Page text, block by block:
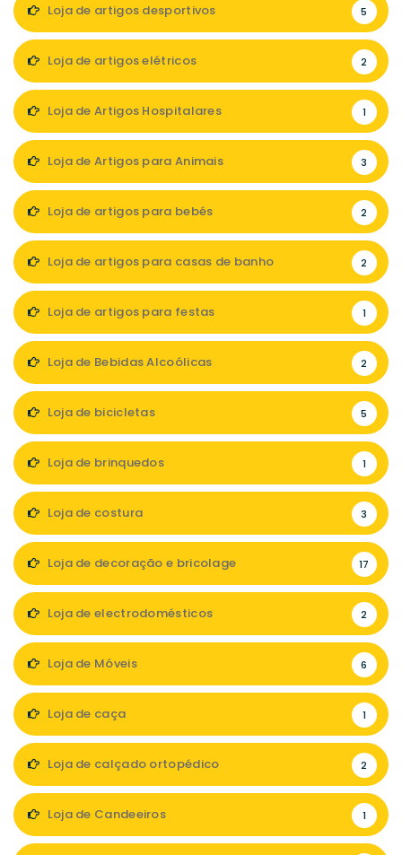
Loja de artigos desportivos 5
Loja de artigos elétricos 2
Loja de Artigos Hospitalares 1
Loja de Artigos para Animais 3
Loja de artigos para bebés 2
Loja de artigos para casas de banho 2
Loja de artigos para festas 1
Loja de Bebidas Alcoólicas 2
Loja de bicicletas 5
Loja de brinquedos 1
Loja de costura 3
Loja de decoração e bricolage 17
Loja de electrodomésticos 2
Loja de Móveis 6
Loja de caça 1
Loja de calçado ortopédico 2
Loja de Candeeiros 1